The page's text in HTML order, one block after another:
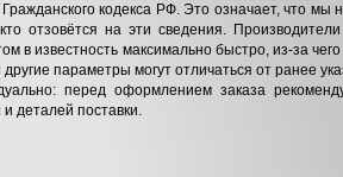
кодекса РФ. Это означает, что мы
отзовётся на эти сведения.
в известность максимально быстро, из-за
параметры могут отличаться от ранее
перед оформлением заказа
деталей поставки.